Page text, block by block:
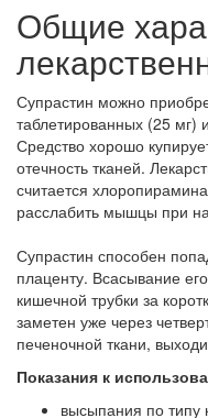
Общие
Супрастин можно
таблетированных (25
Средство хорошо
отечность тканей.
считается
расслабить мышцы при
Супрастин способен
плаценту. Всасывание
кишечной трубки за
заметен уже через
печеночной ткани,
Показания к
высыпания по типу